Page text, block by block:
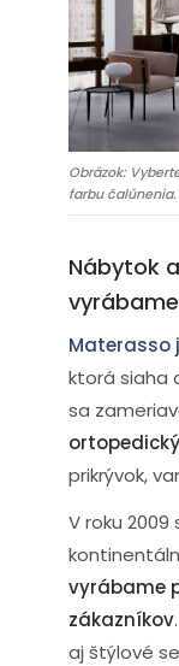
Obrázok:
farbu čalúnenia.
Nábytok
Materasso
ktorá siaha
sa
prikrývok,
V roku
vyrábame
zákazníkov
aj štýlové